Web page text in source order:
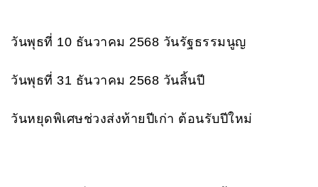
วันพุธที่ 10 ธันวาคม 2568 วันรัฐธรรมนูญ
วันพุธที่ 31 ธันวาคม 2568 วันสิ้นปี
วันหยุดพิเศษช่วงส่งท้ายปีเก่า ต้อนรับปีใหม่